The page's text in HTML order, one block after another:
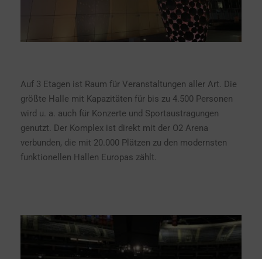
Auf 3 Etagen ist Raum für Veranstaltungen aller Art. Die
größte Halle mit Kapazitäten für bis zu 4.500 Personen
wird u. a. auch für Konzerte und Sportaustragungen
genutzt. Der Komplex ist direkt mit der O2 Arena
verbunden, die mit 20.000 Plätzen zu den modernsten
funktionellen Hallen Europas zählt.